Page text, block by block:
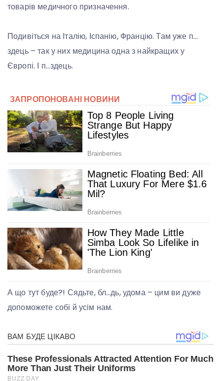
товарів медичного призначення.
Подивіться на Італію, Іспанію, Францію. Там уже п…
здець – так у них медицина одна з найкращих у
Європі. І п…здець.
А що тут буде?! Сядьте, бл…дь, удома – цим ви дуже
допоможете собі й усім нам.